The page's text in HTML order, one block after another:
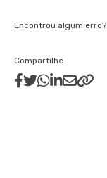
Encontrou algum erro?
Compartilhe